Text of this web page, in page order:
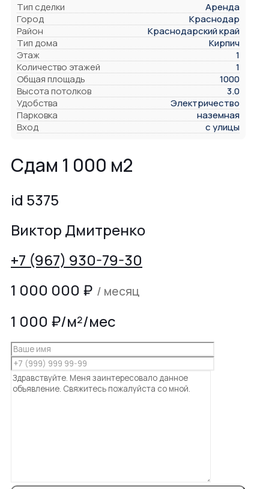
Тип сделки
Аренда
Город
Краснодар
Район
Краснодарский край
Тип дома
Кирпич
Этаж
1
Количество этажей
1
Общая площадь
1000
Высота потолков
3.0
Удобства
Электричество
Парковка
наземная
Вход
с улицы
Сдам 1 000 м2
id 5375
Виктор Дмитренко
+7 (967) 930-79-30
1 000 000 ₽ / месяц
1 000 ₽/м²/мес